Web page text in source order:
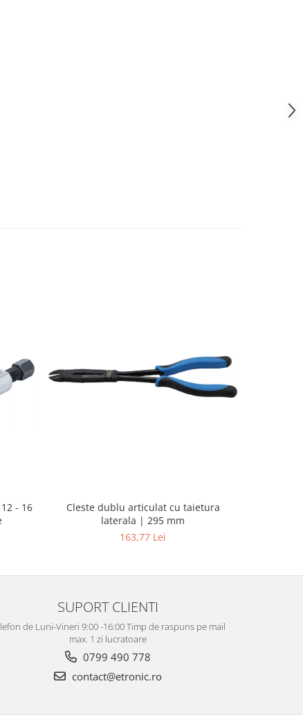
- 16
Cleste dublu articulat cu taietura
laterala | 295 mm
163,77 Lei
SUPORT CLIENTI
de Luni-Vineri 9:00 -16:00 Timp de raspuns pe mail
max. 1 zi lucratoare
0799 490 778
contact@etronic.ro